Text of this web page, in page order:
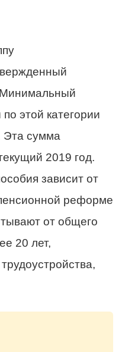
этой категории
Эта сумма
2019 год.
зависит от
реформе
от общего
20 лет,